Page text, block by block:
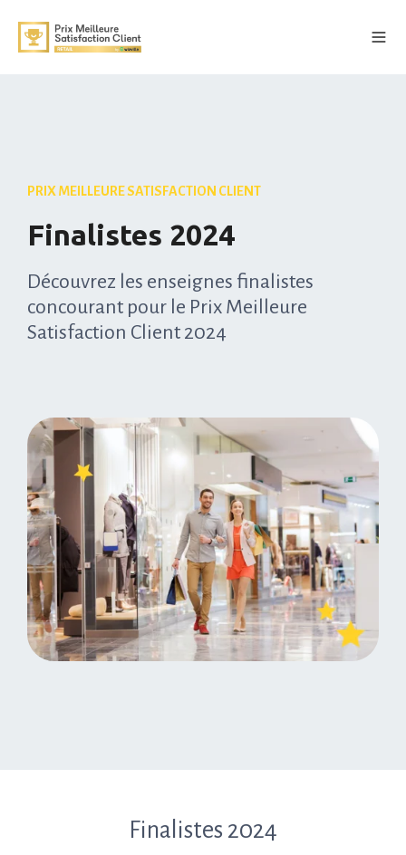
PRIX MEILLEURE SATISFACTION CLIENT
Finalistes 2024
Découvrez les enseignes finalistes
concourant pour le Prix Meilleure
Satisfaction Client 2024
Finalistes 2024